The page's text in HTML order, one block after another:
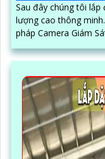
Sau đây chúng tôi
lượng cao thông
pháp Camera Giám